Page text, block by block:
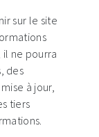
sur le site
il ne pourra
des
à jour,
tiers